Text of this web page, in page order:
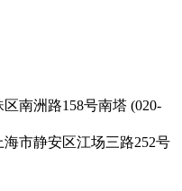
南洲路158号南塔 (020-
市静安区江场三路252号